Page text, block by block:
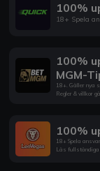
100%
18+ Spela
100%
MGM-
18+. Gäller nya
Regler & villkor
100%
18+ Spela
Läs fullständiga